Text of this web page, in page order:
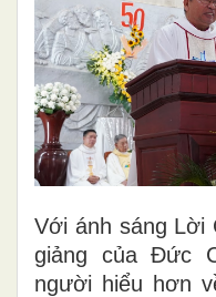
Với ánh sáng Lời
giảng của Đức
người hiểu hơn